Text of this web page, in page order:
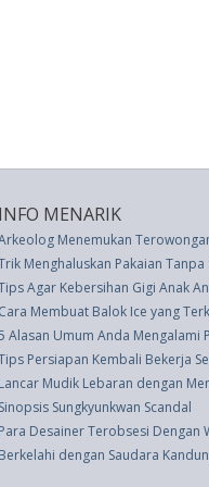
INFO MENARIK
Menemukan
Menghaluskan Pakaian Tanpa
Agar Kebersihan Gigi Anak
Cara Membuat Balok Ice yang
Alasan Umum Anda Mengalami
Persiapan Kembali Bekerja
Lancar Mudik Lebaran dengan
Sinopsis Sungkyunkwan Scandal
Para Desainer Terobsesi Dengan
Berkelahi dengan Saudara